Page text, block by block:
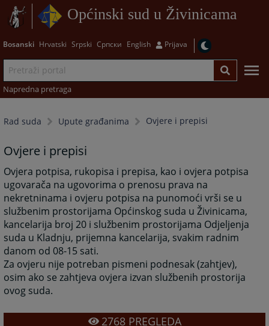
Općinski sud u Živinicama
Bosanski Hrvatski Srpski Српски English Prijava
Napredna pretraga
Rad suda Upute građanima Ovjere i prepisi
Ovjere i prepisi
Ovjera potpisa, rukopisa i prepisa, kao i ovjera potpisa
ugovarača na ugovorima o prenosu prava na
nekretninama i ovjeru potpisa na punomoći vrši se u
službenim prostorijama Općinskog suda u Živinicama,
kancelarija broj 20 i službenim prostorijama Odjeljenja
suda u Kladnju, prijemna kancelarija, svakim radnim
danom od 08-15 sati.
Za ovjeru nije potreban pismeni podnesak (zahtjev),
osim ako se zahtjeva ovjera izvan službenih prostorija
ovog suda.
2768PREGLEDA